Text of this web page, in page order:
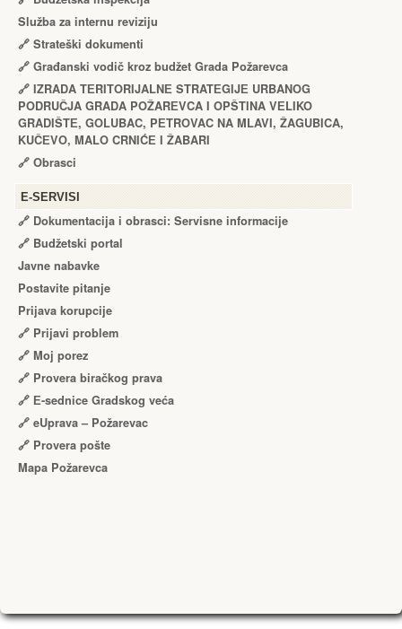
Služba za internu reviziju
🔗 Strateški dokumenti
🔗 Građanski vodič kroz budžet Grada Požarevca
🔗 IZRADA TЕRITORIJALNЕ STRATЕGIJЕ URBANOG
PODRUČJA GRADA POŽARЕVCA I OPŠTINA VЕLIKO
GRADIŠTЕ, GOLUBAC, PЕTROVAC NA MLAVI, ŽAGUBICA,
KUČЕVO, MALO CRNIĆЕ I ŽABARI
🔗 Obrasci
Е-SERVISI
🔗 Dokumentacija i obrasci: Servisne informacije
🔗 Budžetski portal
Javne nabavke
Postavite pitanje
Prijava korupcije
🔗 Prijavi problem
🔗 Moj porez
🔗 Provera biračkog prava
🔗 Е-sednice Gradskog veća
🔗 eUprava – Požarevac
🔗 Provera pošte
Mapa Požarevca